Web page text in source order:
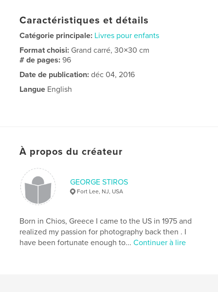
Caractéristiques et détails
Catégorie principale: Livres pour enfants
Format choisi: Grand carré, 30×30 cm
# de pages:96
Date de publication: déc 04, 2016
Langue English
À propos du créateur
GEORGE STIROS
Fort Lee, NJ, USA
Born in Chios, Greece I came to the US in 1975 and
realized my passion for photography back then . I
have been fortunate enough to...Continuer à lire